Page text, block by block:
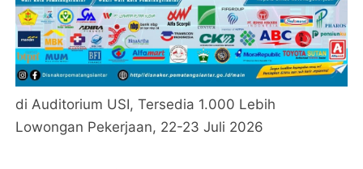
di Auditorium USI, Tersedia 1.000 Lebih
Lowongan Pekerjaan, 22-23 Juli 2026